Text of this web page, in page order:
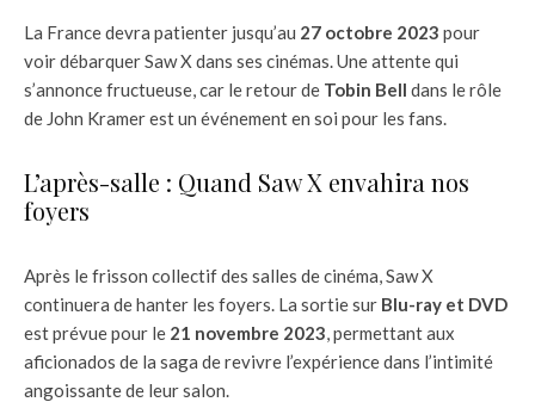
La France devra patienter jusqu’au 27 octobre 2023 pour
voir débarquer Saw X dans ses cinémas. Une attente qui
s’annonce fructueuse, car le retour de Tobin Bell dans le rôle
de John Kramer est un événement en soi pour les fans.
L’après-salle : Quand Saw X envahira nos
foyers
Après le frisson collectif des salles de cinéma, Saw X
continuera de hanter les foyers. La sortie sur Blu-ray et DVD
est prévue pour le 21 novembre 2023, permettant aux
aficionados de la saga de revivre l’expérience dans l’intimité
angoissante de leur salon.